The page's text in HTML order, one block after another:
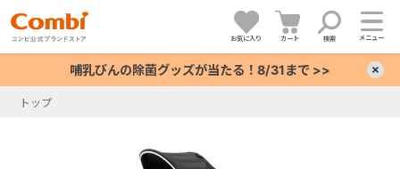
お気に入り カート 検索 メニュー
哺乳びんの除菌グッズが当たる！8/31まで >>
トップ